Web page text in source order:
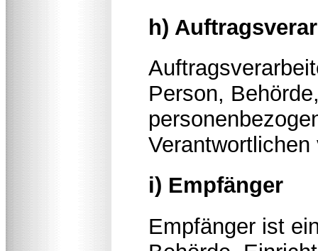
h)
Person,
i) Empfänger
Empfänger ist